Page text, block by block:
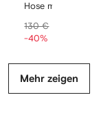
Hose mit Saumschlitz
130 €
-40%
Mehr zeigen